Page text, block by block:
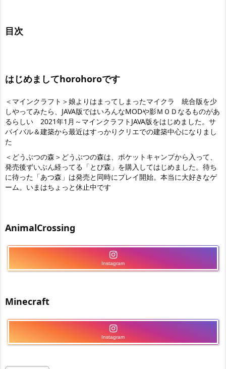
目次
はじめましてhorohoroです
＜マインクラフト＞娘よりはまってしまったマイクラ 統合版を少
しやってみたら
、JAVA版ではいろんなMODや影ＭＯＤなるものがあ
るらしい 2021年1月～マインクラフトJAVA版をはじめました。サ
バイバル＆建築から最近はすっかりクリエでの建築中心になりまし
た
＜どうぶつの森＞どうぶつの森は、ポケットキャンプから入って、
発売後ずいぶん経ってる「とび森」を購入してはじめました。待ち
に待った「あつ森」は発売と同時にプレイ開始。本当に大好きなゲ
ーム。いまはちょっと休止中です
AnimalCrossing
Instagram
Minecraft
Instagram